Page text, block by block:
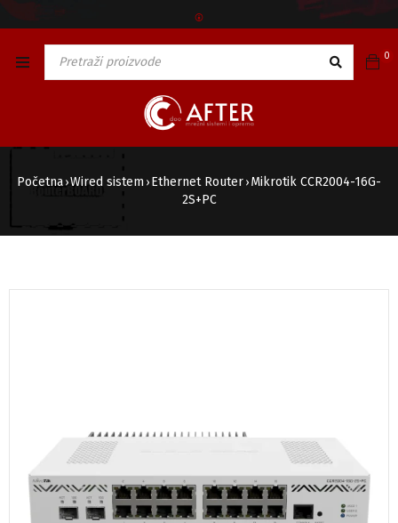
🅯
0
Početna ›Wired sistem › Ethernet Router › Mikrotik CCR2004-16G-
2S+PC